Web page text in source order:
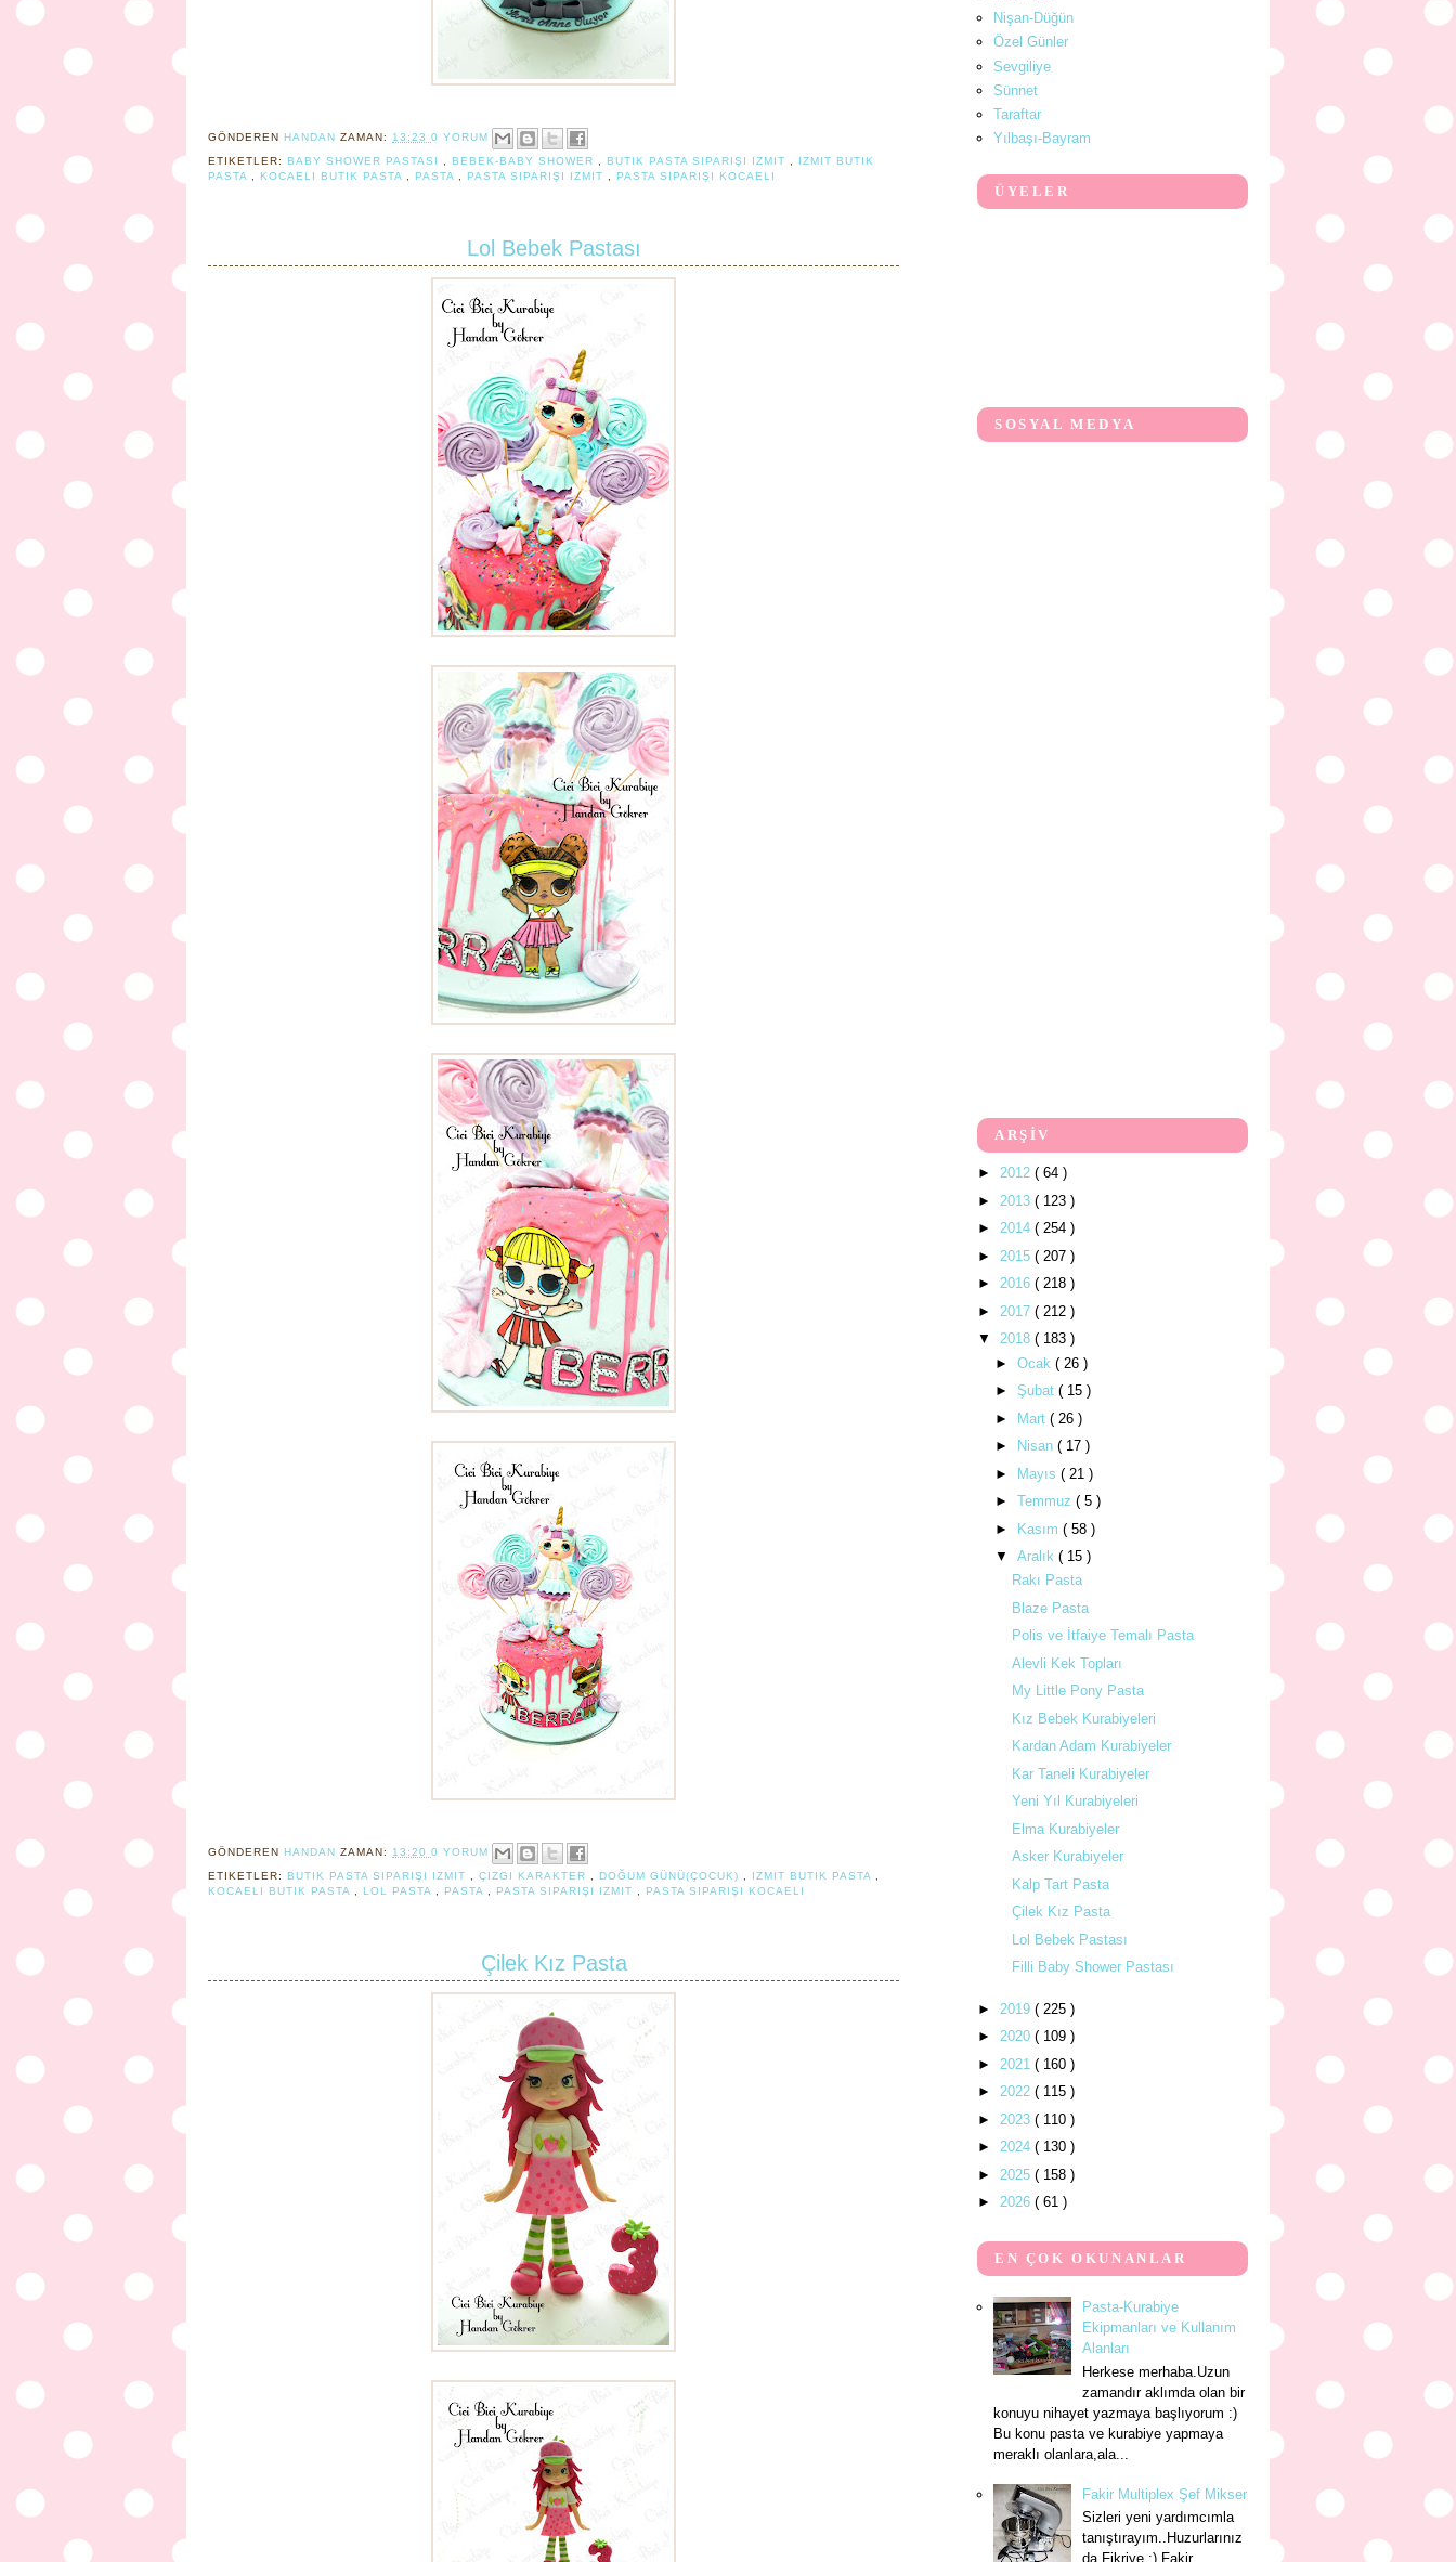
GÖNDEREN HANDAN ZAMAN: 13:23 0 YORUM
ETIKETLER: BABY SHOWER PASTASI BEBEK-BABY SHOWER BUTIK PASTA SIPARIŞI IZMIT
IZMIT BUTIK
PASTA
KOCAELI BUTIK PASTA PASTA PASTA SIPARIŞI IZMIT PASTA SIPARIŞI KOCAELI
Lol Bebek Pastası
GÖNDEREN HANDAN ZAMAN: 13:20 0 YORUM
ETIKETLER: BUTIK PASTA SIPARIŞI IZMIT ÇIZGI KARAKTER DOĞUM GÜNÜ(ÇOCUK) IZMIT BUTIK PASTA
KOCAELI BUTIK PASTA
LOL PASTA PASTA PASTA SIPARIŞI IZMIT PASTA SIPARIŞI KOCAELI
Çilek Kız Pasta
Nişan-Düğün
Özel Günler
Sevgiliye
Sünnet
Taraftar
Yılbaşı-Bayram
ÜYELER
SOSYAL MEDYA
ARŞİV
► 2012 ( 64 )
► 2013 ( 123 )
► 2014 ( 254 )
► 2015 ( 207 )
► 2016 ( 218 )
► 2017 ( 212 )
▼ 2018 ( 183 )
► Ocak ( 26 )
► Şubat ( 15 )
► Mart ( 26 )
►
Nisan ( 17 )
► Mayıs ( 21 )
► Temmuz ( 5 )
► Kasım ( 58 )
▼ Aralık ( 15 )
Rakı Pasta
Blaze Pasta
Polis ve İtfaiye Temalı Pasta
Alevli Kek Topları
My Little Pony Pasta
Kız Bebek Kurabiyeleri
Kardan Adam Kurabiyeler
Kar Taneli Kurabiyeler
Yeni Yıl Kurabiyeleri
Elma Kurabiyeler
Asker Kurabiyeler
Kalp Tart Pasta
Çilek Kız Pasta
Lol Bebek Pastası
Filli Baby Shower Pastası
► 2019 ( 225 )
► 2020 ( 109 )
► 2021 ( 160 )
► 2022 ( 115 )
► 2023 ( 110 )
► 2024 ( 130 )
► 2025 ( 158 )
► 2026 ( 61 )
EN ÇOK OKUNANLAR
Pasta-Kurabiye
Ekipmanları ve Kullanım
Alanları
Herkese merhaba.Uzun
zamandır aklımda olan bir
konuyu nihayet yazmaya başlıyorum :)
Bu konu pasta ve kurabiye yapmaya
meraklı olanlara,ala...
Fakir Multiplex Şef Mikser
Sizleri yeni yardımcımla
tanıştırayım..Huzurlarınız
da Fikriye :) Fakir